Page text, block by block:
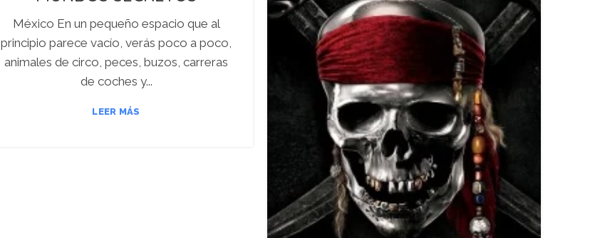
México En un pequeño espacio que al
principio parece vacío, verás poco a poco,
animales de circo, peces, buzos, carreras
de coches y...
LEER MÁS